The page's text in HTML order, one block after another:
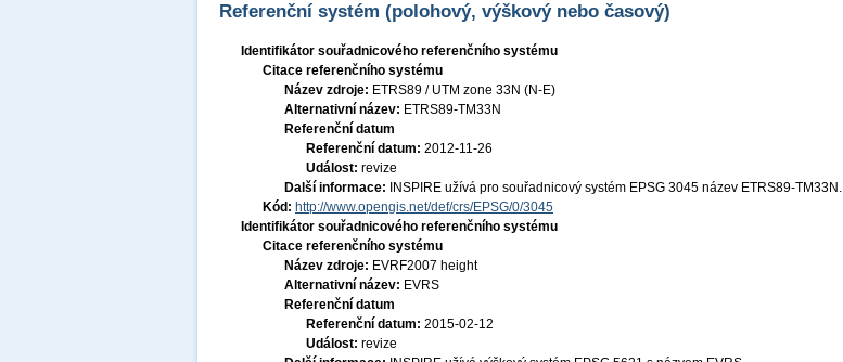
Referenční systém (polohový, výškový nebo časový)
Identifikátor souřadnicového referenčního systému
Citace referenčního systému
Název zdroje: ETRS89 / UTM zone 33N (N-E)
Alternativní název: ETRS89-TM33N
Referenční datum
Referenční datum: 2012-11-26
Událost: revize
Další informace:
INSPIRE užívá pro souřadnicový systém EPSG 3045 název ETRS89-TM33N.
Kód: http://www.opengis.net/def/crs/EPSG/0/3045
Identifikátor souřadnicového referenčního systému
Citace referenčního systému
Název zdroje: EVRF2007 height
Alternativní název: EVRS
Referenční datum
Referenční datum: 2015-02-12
Událost: revize